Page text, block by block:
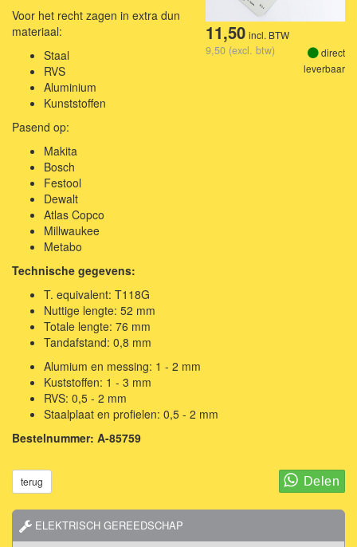
11,50 incl. BTW
9,50 (excl. btw)
direct
leverbaar
Voor het recht zagen in extra dun
materiaal:
Staal
RVS
Aluminium
Kunststoffen
Pasend op:
Makita
Bosch
Festool
Dewalt
Atlas Copco
Millwaukee
Metabo
Technische gegevens:
T. equivalent: T118G
Nuttige lengte: 52 mm
Totale lengte: 76 mm
Tandafstand: 0,8 mm
Alumium en messing: 1 - 2 mm
Kuststoffen: 1 - 3 mm
RVS: 0,5 - 2 mm
Staalplaat en profielen: 0,5 - 2 mm
Bestelnummer: A-85759
terug
ELEKTRISCH GEREEDSCHAP